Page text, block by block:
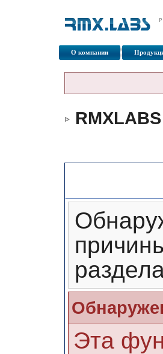
О компании
RMXLABS
Эта